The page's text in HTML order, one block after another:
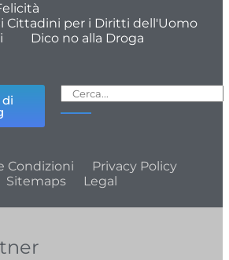
Cittadini per i Diritti dell'Uomo
Dico no alla Droga
Condizioni
Privacy Policy
Sitemaps
Legal